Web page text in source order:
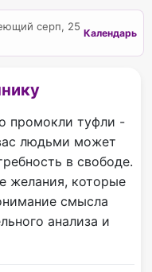
серп, 25
Календарь
промокли туфли -
людьми может
в свободе.
желания, которые
смысла
анализа и